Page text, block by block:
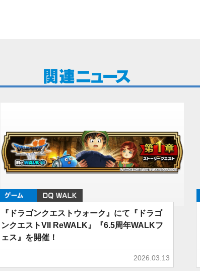
ゲーム
『ドラゴンクエストウォーク』にて『ドラゴ
ンクエストVII ReWALK』『6.5周年WALKフ
ェス』を開催！
2026.03.13